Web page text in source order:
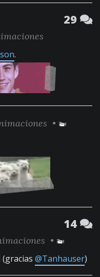
29
.
•
14
•
@Tanhauser)